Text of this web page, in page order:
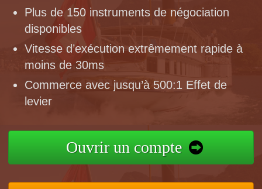
Plus de 150 instruments de négociation
disponibles
Vitesse d’exécution extrêmement rapide à
moins de 30ms
Commerce avec jusqu’à 500:1 Effet de
levier
Ouvrir un compte